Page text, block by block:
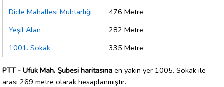
Dicle Mahallesi Muhtarlığı
476 Metre
Yeşil Alan
282 Metre
1001. Sokak
335 Metre
PTT - Ufuk Mah. Şubesi haritasına en yakın yer 1005. Sokak ile
arası 269 metre olarak hesaplanmıştır.